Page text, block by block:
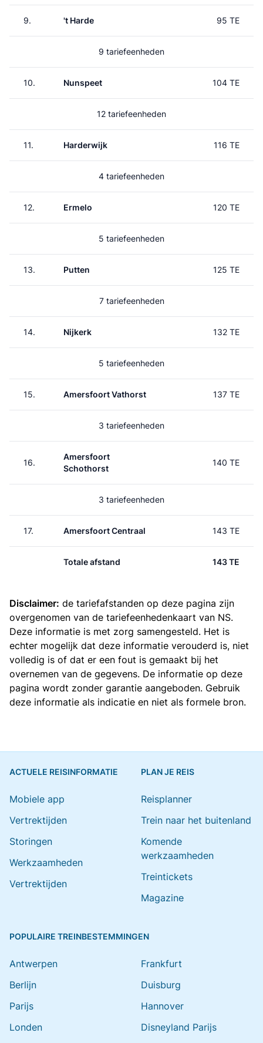
9. 't Harde 95 TE
9 tariefeenheden
10. Nunspeet 104 TE
12 tariefeenheden
11. Harderwijk 116 TE
4 tariefeenheden
12. Ermelo 120 TE
5 tariefeenheden
13. Putten 125 TE
7 tariefeenheden
14. Nijkerk 132 TE
5 tariefeenheden
15. Amersfoort Vathorst 137 TE
3 tariefeenheden
16.
Amersfoort
Schothorst
140 TE
3 tariefeenheden
17. Amersfoort Centraal 143 TE
Totale afstand 143 TE
Disclaimer: de tariefafstanden op deze pagina zijn
overgenomen van de tariefeenhedenkaart van NS.
Deze informatie is met zorg samengesteld. Het is
echter mogelijk dat deze informatie verouderd is, niet
volledig is of dat er een fout is gemaakt bij het
overnemen van de gegevens. De informatie op deze
pagina wordt zonder garantie aangeboden. Gebruik
deze informatie als indicatie en niet als formele bron.
ACTUELE REISINFORMATIE
Mobiele app
Vertrektijden
Storingen
Werkzaamheden
Vertrektijden
PLAN JE REIS
Reisplanner
Trein naar het buitenland
Komende
werkzaamheden
Treintickets
Magazine
POPULAIRE TREINBESTEMMINGEN
Antwerpen
Berlijn
Parijs
Londen
Frankfurt
Duisburg
Hannover
Disneyland Parijs